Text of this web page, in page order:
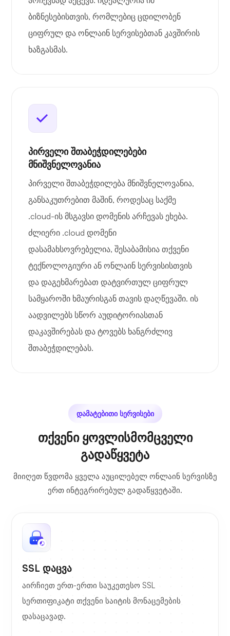
ბიზნესებისთვის, რომლებიც ცდილობენ
ციფრულ და ონლაინ სერვისებთან კავშირის
ხაზგასმას.
პირველი შთაბეჭდილებები
მნიშვნელოვანია
პირველი შთაბეჭდილება მნიშვნელოვანია,
განსაკუთრებით მაშინ, როდესაც საქმე
.cloud-ის მსგავსი დომენის არჩევას ეხება.
ძლიერი .cloud დომენი
დასამახსოვრებელია, შესაბამისია თქვენი
ტექნოლოგიური ან ონლაინ სერვისისთვის
და დაგეხმარებათ დატვირთულ ციფრულ
სამყაროში ხმაურისგან თავის დაღწევაში. ის
აადვილებს სწორ აუდიტორიასთან
დაკავშირებას და ტოვებს ხანგრძლივ
შთაბეჭდილებას.
დამატებითი სერვისები
თქვენი ყოვლისმომცველი
გადაწყვეტა
მიიღეთ წვდომა ყველა აუცილებელ ონლაინ სერვისზე
ერთ ინტეგრირებულ გადაწყვეტაში.
SSL დაცვა
აირჩიეთ ერთ-ერთი საუკეთესო SSL
სერთიფიკატი თქვენი საიტის მონაცემების
დასაცავად.